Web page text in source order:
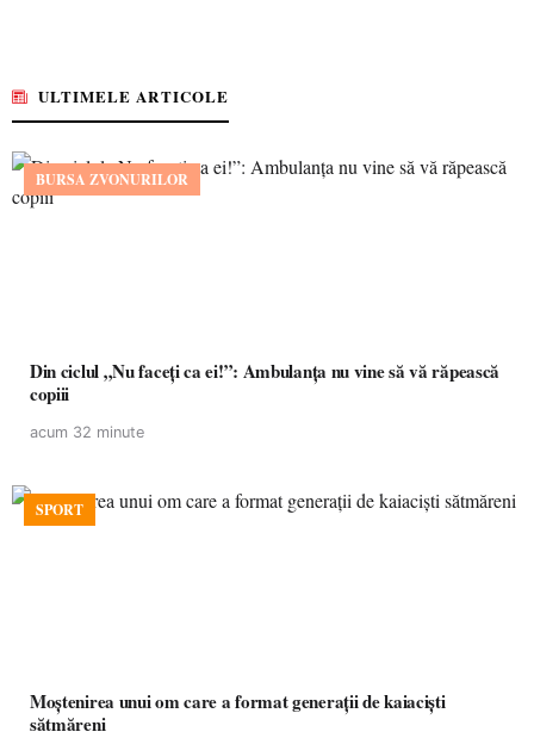
ULTIMELE ARTICOLE
BURSA ZVONURILOR
Din ciclul „Nu faceți ca ei!”: Ambulanța nu vine să vă răpească
copiii
acum 32 minute
SPORT
Moștenirea unui om care a format generații de kaiaciști
sătmăreni